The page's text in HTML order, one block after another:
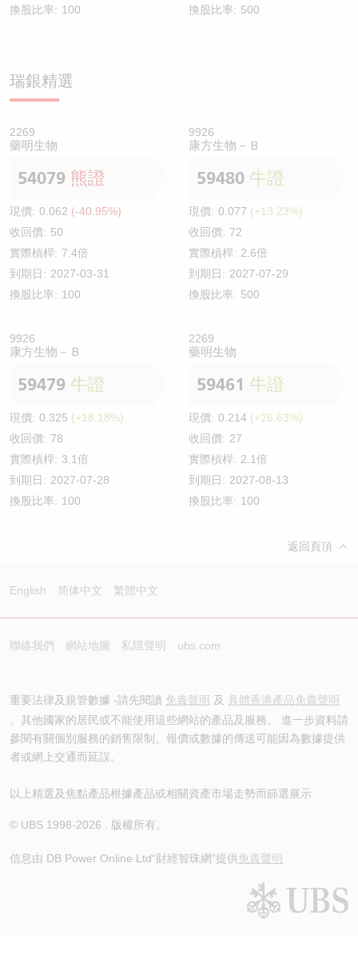
換股比率: 100
換股比率: 500
瑞銀精選
2269
藥明生物
54079 熊證
現價: 0.062 (-40.95%)
收回價: 50
實際槓桿: 7.4倍
到期日: 2027-03-31
換股比率: 100
9926
康方生物－Ｂ
59480 牛證
現價: 0.077 (+13.23%)
收回價: 72
實際槓桿: 2.6倍
到期日: 2027-07-29
換股比率: 500
9926
康方生物－Ｂ
59479 牛證
現價: 0.325 (+18.18%)
收回價: 78
實際槓桿: 3.1倍
到期日: 2027-07-28
換股比率: 100
2269
藥明生物
59461 牛證
現價: 0.214 (+26.63%)
收回價: 27
實際槓桿: 2.1倍
到期日: 2027-08-13
換股比率: 100
返回頁頂
English 简体中文 繁體中文
聯絡我們 網站地圖 私隱聲明 ubs.com
重要法律及規管數據 -請先閱讀 免責聲明 及 具體香港產品免責聲明
。其他國家的居民或不能使用這些網站的產品及服務。 進一步資料請
參閱有關個別服務的銷售限制。報價或數據的傳送可能因為數據提供
者或網上交通而延誤。
以上精選及焦點產品根據產品或相關資產市場走勢而篩選展示
© UBS 1998-2026 . 版權所有。
信息由 DB Power Online Ltd“財經智珠網”提供免責聲明